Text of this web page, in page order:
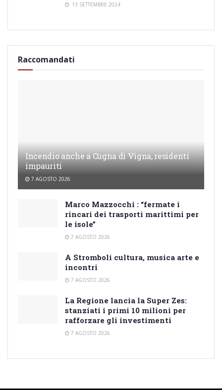
13 SETTEMBRE 2024
Raccomandati
Incendio anche a Cugna di Vigna, residenti
impauriti
7 AGOSTO 2026
Marco Mazzocchi : “fermate i
rincari dei trasporti marittimi per
le isole”
7 AGOSTO 2026
A Stromboli cultura, musica arte e
incontri
7 AGOSTO 2026
La Regione lancia la Super Zes:
stanziati i primi 10 milioni per
rafforzare gli investimenti
7 AGOSTO 2026